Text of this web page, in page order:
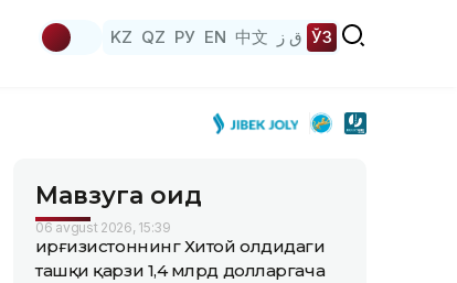
KZ QZ РУ EN 中文 ق ز ЎЗ
Мавзуга оид
06 avgust 2026, 15:39
Қирғизистоннинг Хитой олдидаги
ташқи қарзи 1,4 млрд долларгача